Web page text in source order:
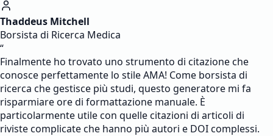
Thaddeus Mitchell
Borsista di Ricerca Medica
“
Finalmente ho trovato uno strumento di citazione che
conosce perfettamente lo stile AMA! Come borsista di
ricerca che gestisce più studi, questo generatore mi fa
risparmiare ore di formattazione manuale. È
particolarmente utile con quelle citazioni di articoli di
riviste complicate che hanno più autori e DOI complessi.